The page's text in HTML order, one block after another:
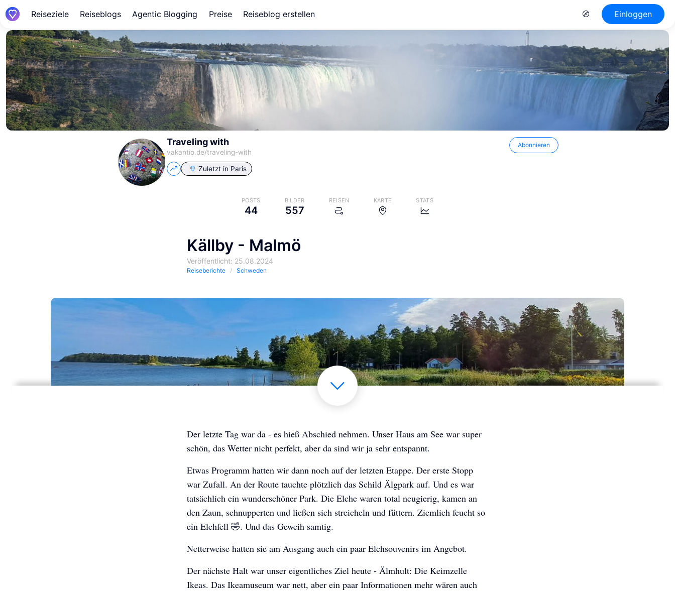
Reiseziele Reiseblogs Agentic Blogging Preise Reiseblog erstellen Einloggen
Traveling with
vakantio.de/traveling-with
Abonnieren
Zuletzt in Paris
POSTS
44
BILDER
557
REISEN KARTE STATS
Källby - Malmö
Veröffentlicht: 25.08.2024
Reiseberichte Schweden
Der letzte Tag war da - es hieß Abschied nehmen. Unser Haus am See war super
schön, das Wetter nicht perfekt, aber da sind wir ja sehr entspannt.
Etwas Programm hatten wir dann noch auf der letzten Etappe. Der erste Stopp
war Zufall. An der Route tauchte plötzlich das Schild Älgpark auf. Und es war
tatsächlich ein wunderschöner Park. Die Elche waren total neugierig, kamen an
den Zaun, schnupperten und ließen sich streicheln und füttern. Ziemlich feucht so
ein Elchfell 🤣. Und das Geweih samtig.
Netterweise hatten sie am Ausgang auch ein paar Elchsouvenirs im Angebot.
Der nächste Halt war unser eigentliches Ziel heute - Älmhult: Die Keimzelle
Ikeas. Das Ikeamuseum war nett, aber ein paar Informationen mehr wären auch